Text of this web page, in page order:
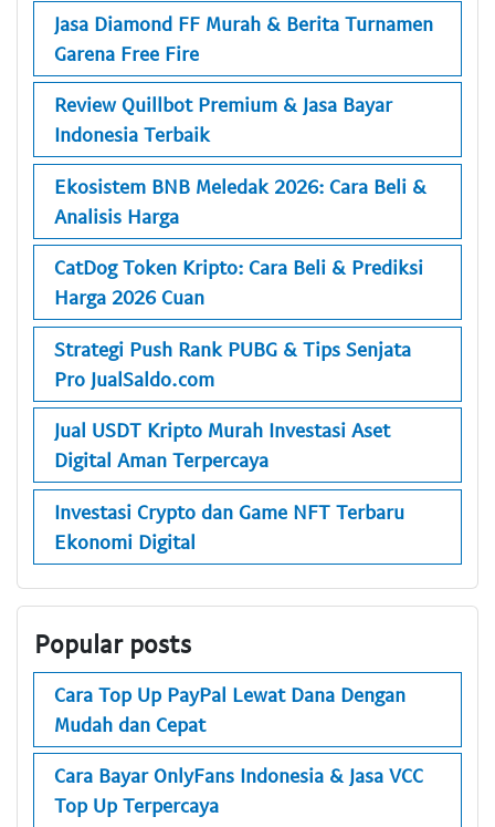
Jasa Diamond FF Murah & Berita Turnamen
Garena Free Fire
Review Quillbot Premium & Jasa Bayar
Indonesia Terbaik
Ekosistem BNB Meledak 2026: Cara Beli &
Analisis Harga
CatDog Token Kripto: Cara Beli & Prediksi
Harga 2026 Cuan
Strategi Push Rank PUBG & Tips Senjata
Pro JualSaldo.com
Jual USDT Kripto Murah Investasi Aset
Digital Aman Terpercaya
Investasi Crypto dan Game NFT Terbaru
Ekonomi Digital
Popular posts
Cara Top Up PayPal Lewat Dana Dengan
Mudah dan Cepat
Cara Bayar OnlyFans Indonesia & Jasa VCC
Top Up Terpercaya